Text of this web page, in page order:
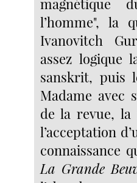
magnétique
l’homme", la
Ivanovitch
assez logique
sanskrit, puis
Madame avec
de la revue,
l’acceptation
connaissance
La Grande